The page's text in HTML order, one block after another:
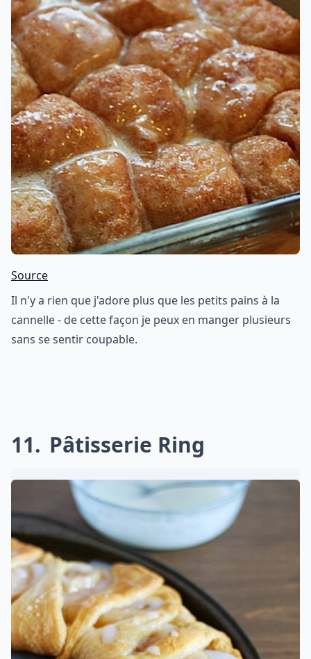
Source
Il n'y a rien que j'adore plus que les petits pains à la
cannelle - de cette façon je peux en manger plusieurs
sans se sentir coupable.
11 Pâtisserie Ring